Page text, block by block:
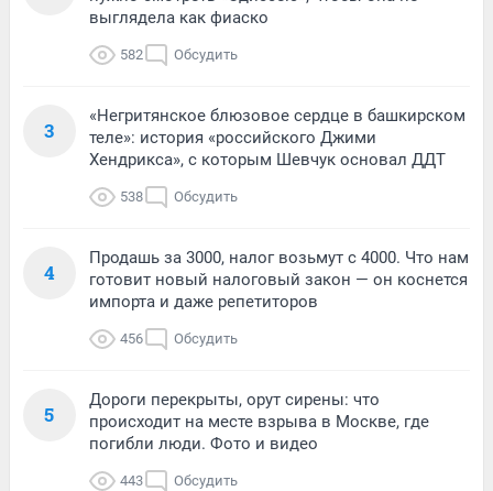
выглядела как фиаско
582 Обсудить
3
«Негритянское блюзовое сердце в башкирском
теле»: история «российского Джими
Хендрикса», с которым Шевчук основал ДДТ
538 Обсудить
4
Продашь за 3000, налог возьмут с 4000. Что нам
готовит новый налоговый закон — он коснется
импорта и даже репетиторов
456 Обсудить
5
Дороги перекрыты, орут сирены: что
происходит на месте взрыва в Москве, где
погибли люди. Фото и видео
443 Обсудить